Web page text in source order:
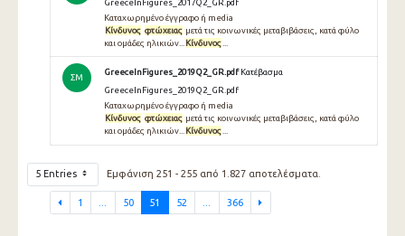
GreeceInFigures_2017Q2_GR.pdf
Καταχωρημένο έγγραφο ή media
Κίνδυνος φτώχειας μετά τις κοινωνικές μεταβιβάσεις, κατά φύλο
και ομάδες ηλικιών...
Κίνδυνος
ΣΜ
GreeceInFigures_2019Q2_GR.pdf Κατέβασμα
GreeceInFigures_2019Q2_GR.pdf
Καταχωρημένο έγγραφο ή media
Κίνδυνος φτώχειας μετά τις κοινωνικές μεταβιβάσεις, κατά φύλο
και ομάδες ηλικιών... Κίνδυνος...
5 Entries Εμφάνιση 251 - 255 από 1.827 αποτελέσματα.
1 50 51 52 366